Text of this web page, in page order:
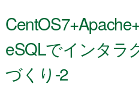
eSQLでインタラ
づくり-2